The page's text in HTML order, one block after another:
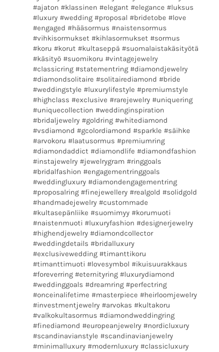
#ajaton #klassinen #elegant #elegance #luksus
#luxury #wedding #proposal #bridetobe #love
#engaged #hääsormus #naistensormus
#vihkisormukset #kihlasormukset #sormus
#koru #korut #kultaseppä #suomalaistakäsityötä
#käsityö #suomikoru #vintagejewelry
#classicring #statementring #diamondjewelry
#diamondsolitaire #solitairediamond #bride
#weddingstyle #luxurylifestyle #premiumstyle
#highclass #exclusive #rarejewelry #uniquering
#uniquecollection #weddinginspiration
#bridaljewelry #goldring #whitediamond
#vsdiamond #gcolordiamond #sparkle #säihke
#arvokoru #laatusormus #premiumring
#diamondaddict #diamondlife #diamondfashion
#instajewelry #jewelrygram #ringgoals
#bridalfashion #engagementringgoals
#weddingluxury #diamondengagementring
#proposalring #finejewellery #realgold #solidgold
#handmadejewelry #custommade
#kultasepänliike #suomimyy #korumuoti
#naistenmuoti #luxuryfashion #designerjewelry
#highendjewelry #diamondcollector
#weddingdetails #bridalluxury
#exclusivewedding #timanttikoru
#timanttimuoti #lovesymbol #ikuisuurakkaus
#foreverring #eternityring #luxurydiamond
#weddinggoals #dreamring #perfectring
#onceinalifetime #masterpiece #heirloomjewelry
#investmentjewelry #arvokas #kultakoru
#valkokultasormus #diamondweddingring
#finediamond #europeanjewelry #nordicluxury
#scandinavianstyle #scandinavianjewelry
#minimalluxury #modernluxury #classicluxury